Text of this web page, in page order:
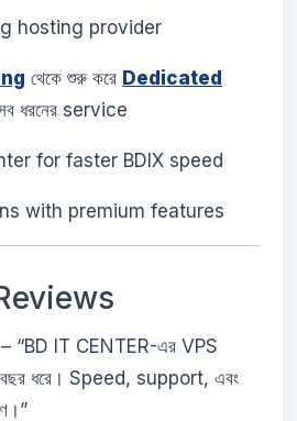
hosting provider
থেকে শুরু করে Dedicated
সব ধরনের service
for faster BDIX speed
with premium features
– “BD IT CENTER-এর VPS
ধরে। Speed, support, এবং